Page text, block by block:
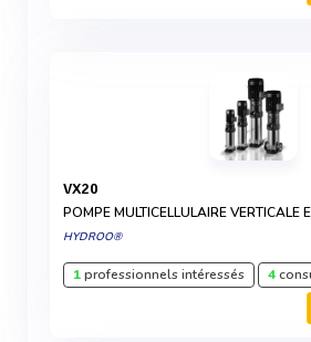
VX20
POMPE MULTICELLULAIRE VERTICALE
HYDROO®
1professionnels intéressés 4